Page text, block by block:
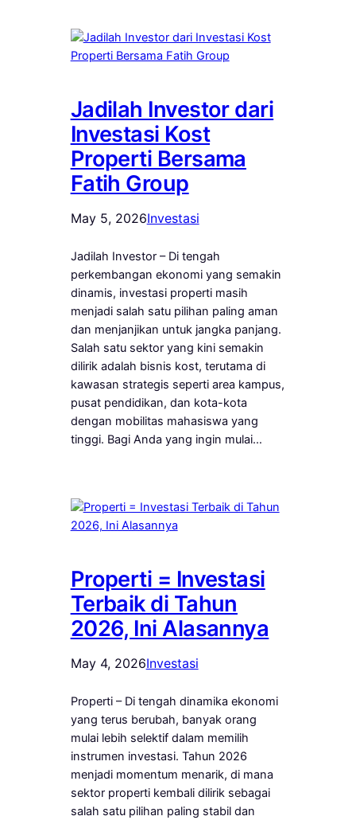
Jadilah Investor dari
Investasi Kost
Properti Bersama
Fatih Group
May 5, 2026Investasi
Jadilah Investor – Di tengah
perkembangan ekonomi yang semakin
dinamis, investasi properti masih
menjadi salah satu pilihan paling aman
dan menjanjikan untuk jangka panjang.
Salah satu sektor yang kini semakin
dilirik adalah bisnis kost, terutama di
kawasan strategis seperti area kampus,
pusat pendidikan, dan kota-kota
dengan mobilitas mahasiswa yang
tinggi. Bagi Anda yang ingin mulai…
Properti = Investasi
Terbaik di Tahun
2026, Ini Alasannya
May 4, 2026Investasi
Properti – Di tengah dinamika ekonomi
yang terus berubah, banyak orang
mulai lebih selektif dalam memilih
instrumen investasi. Tahun 2026
menjadi momentum menarik, di mana
sektor properti kembali dilirik sebagai
salah satu pilihan paling stabil dan